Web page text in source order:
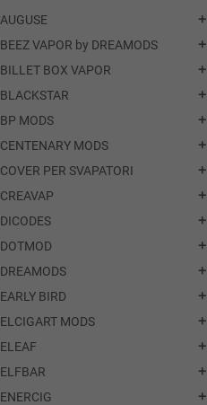
AUGUSE
add
BEEZ VAPOR by DREAMODS add
BILLET BOX VAPOR add
BLACKSTAR add
BP MODS add
CENTENARY MODS add
COVER PER SVAPATORI add
CREAVAP add
DICODES add
DOTMOD add
DREAMODS add
EARLY BIRD add
ELCIGART MODS add
ELEAF add
ELFBAR add
ENERCIG add